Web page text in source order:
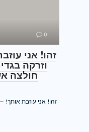
0
וזרקה
חולצה